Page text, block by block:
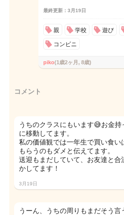
最終更新：3月19日
親 学校 遊び
コンビニ
piko(1歳2ヶ月, 8歳)
コメント
うちのクラスにもいます😅お金
に移動してます。
私の価値観では一年生で買い食
もらうのもダメと伝えてます。
送迎もまだしていて、お友達と
かしてます！
3月19日
うーん、うちの周りもまだそう言